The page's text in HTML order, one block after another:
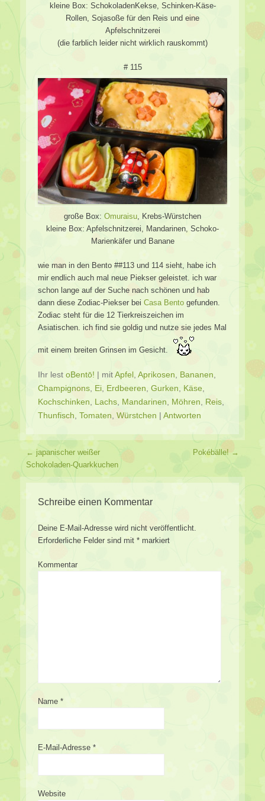
kleine Box: SchokoladenKekse, Schinken-Käse-
Rollen, Sojasoße für den Reis und eine
Apfelschnitzerei
(die farblich leider nicht wirklich rauskommt)
# 115
große Box: Omuraisu , Krebs-Würstchen
kleine Box: Apfelschnitzerei, Mandarinen, Schoko-
Marienkäfer und Banane
wie man in den Bento ##113 und 114 sieht, habe ich
mir endlich auch mal neue Piekser geleistet. ich war
schon lange auf der Suche nach schönen und hab
dann diese Zodiac-Piekser bei Casa Bento gefunden.
Zodiac steht für die 12 Tierkreiszeichen im
Asiatischen. ich find sie goldig und nutze sie jedes Mal
mit einem breiten Grinsen im Gesicht.
Ihr lest oBentō! | mitApfel Aprikosen Bananen
Champignons Ei Erdbeeren Gurken Käse
Kochschinken
Lachs Mandarinen Möhren Reis
Thunfisch Tomaten Würstchen | Antworten
Beitragsverzeichnis
← japanischer weißer
Schokoladen-Quarkkuchen
Pokébälle! →
Schreibe einen Kommentar
Deine E-Mail-Adresse wird nicht veröffentlicht.
Erforderliche Felder sind mit * markiert
Kommentar
Name *
E-Mail-Adresse *
Website